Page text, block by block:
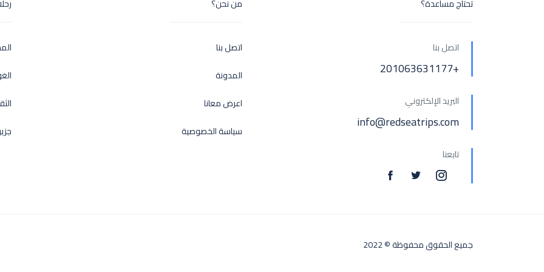
تحتاج مساعدة؟
اتصل بنا
+201063631177
البريد الإلكتروني
info@redseatrips.com
تابعنا
من نحن؟
اتصل بنا
المدونة
اعرض معانا
سياسة الخصوصية
جميع الحقوق محفوظة © 2022